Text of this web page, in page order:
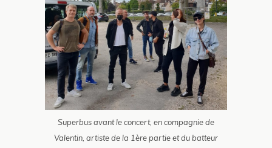
Superbus avant le concert, en compagnie de
Valentin, artiste de la 1ère partie et du batteur